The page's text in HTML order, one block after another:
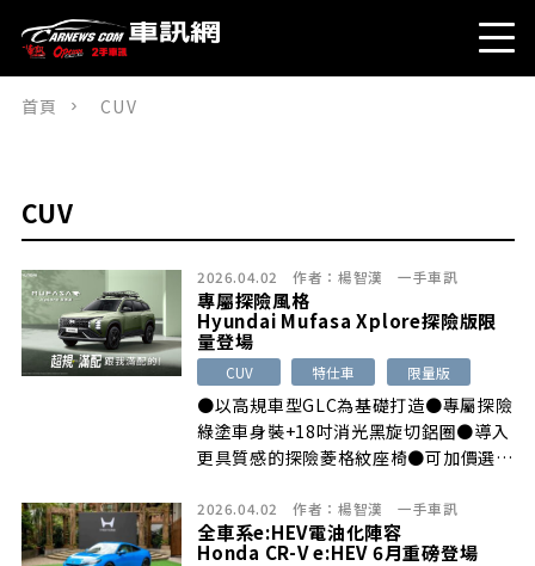
首頁 CUV
CUV
2026.04.02 作者： 楊智漢 一手車訊
專屬探險風格
Hyundai Mufasa Xplore探險版限
量登場
CUV 特仕車 限量版
●以高規車型GLC為基礎打造●專屬探險
綠塗車身裝+18吋消光黑旋切鋁圈●導入
更具質感的探險菱格紋座椅●可加價選
2026.04.02 作者： 楊智漢 一手車訊
全車系e:HEV電油化陣容
Honda CR-V e:HEV 6月重磅登場